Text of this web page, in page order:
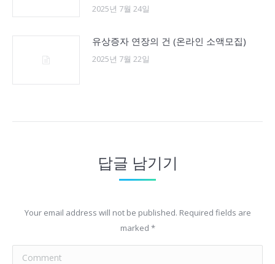
2025년 7월 24일
유상증자 연장의 건 (온라인 소액모집)
2025년 7월 22일
답글 남기기
Your email address will not be published. Required fields are
marked *
Comment